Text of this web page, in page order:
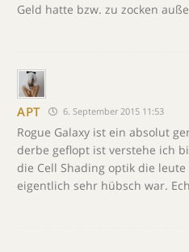
Geld hatte bzw. zu zocken
APT 6. September 2015 11:53
Rogue Galaxy ist ein absolut
derbe geflopt ist verstehe ich
die Cell Shading optik die
eigentlich sehr hübsch war.